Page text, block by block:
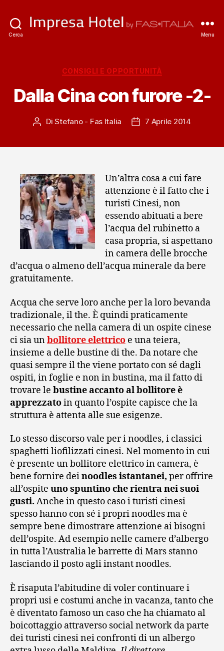
Cerca Menu
Categorie
CONSIGLI E OPPORTUNITÀ
Dalla Cina con furore -2-
Autore
DiStefano - Fas Italia
Data7 Aprile 2014
Un’altra cosa a cui fare
attenzione è il fatto che i
turisti Cinesi, non
essendo abituati a bere
l’acqua del rubinetto a
casa propria, si aspettano
in camera delle brocche
d’acqua o almeno dell’acqua minerale da bere
gratuitamente.
Acqua che serve loro anche per la loro bevanda
tradizionale, il the. È quindi praticamente
necessario che nella camera di un ospite cinese
ci sia unbollitore elettrico e una teiera,
insieme a delle bustine di the. Da notare che
quasi sempre il the viene portato con sé dagli
ospiti, in foglie e non in bustina, ma il fatto di
trovare le bustine accanto al bollitore è
apprezzatoin quanto l’ospite capisce che la
struttura è attenta alle sue esigenze.
Lo stesso discorso vale per i noodles, i classici
spaghetti liofilizzati cinesi. Nel momento in cui
è presente un bollitore elettrico in camera, è
bene fornire deinoodles istantanei, per offrire
all’ospite uno spuntino che rientra nei suoi
gusti. Anche in questo caso i turisti cinesi
spesso hanno con sé i propri noodles ma è
sempre bene dimostrare attenzione ai bisogni
dell’ospite. Ad esempio nelle camere d’albergo
in tutta l’Australia le barrette di Mars stanno
lasciando il posto agli instant noodles.
È risaputa l’abitudine di voler continuare i
propri usi e costumi anche in vacanza, tanto che
è diventato famoso un caso che ha chiamato al
boicottaggio attraverso social network da parte
dei turisti cinesi nei confronti di un albergo